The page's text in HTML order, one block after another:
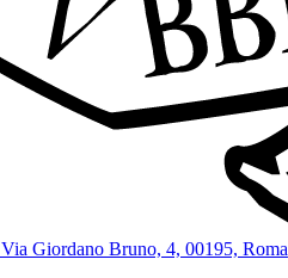
Via Giordano Bruno, 4, 00195, Roma